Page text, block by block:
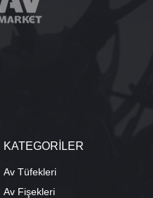
KATEGORİLER
Av Tüfekleri
Av Fişekleri